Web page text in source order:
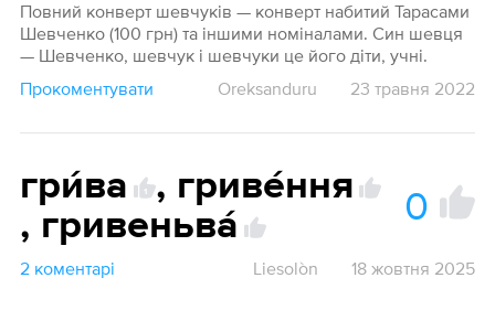
Повний конверт шевчуків — конверт набитий Тарасами
Шевченко (100 грн) та іншими номіналами. Син шевця
— Шевченко, шевчук і шевчуки це його діти, учні.
Прокоментувати
Oreksanduru 23 травня 2022
гри́ва , гриве́ння
, гривеньва́ 0
2 коментарі Liesolòn 18 жовтня 2025